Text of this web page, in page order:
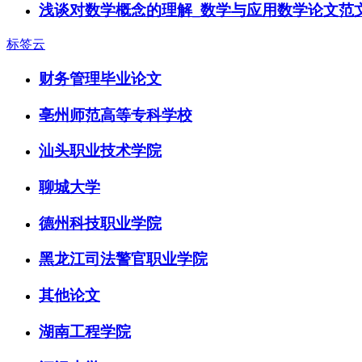
浅谈对数学概念的理解_数学与应用数学论文范
标签云
财务管理毕业论文
亳州师范高等专科学校
汕头职业技术学院
聊城大学
德州科技职业学院
黑龙江司法警官职业学院
其他论文
湖南工程学院